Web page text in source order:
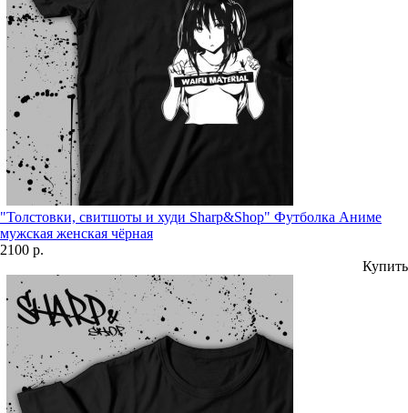
"Толстовки, свитшоты и худи Sharp&Shop" Футболка Аниме
мужская женская чёрная
2100 р.
Купить